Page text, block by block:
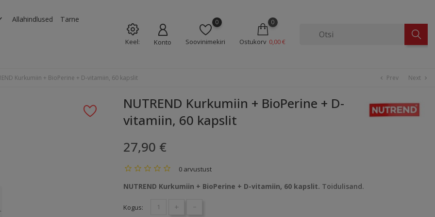
Allahindlused Tarne
Keel: Konto
0
Soovinimekiri
0
Ostukorv 0,00 €
Kurkumiin + BioPerine + D-vitamiin, 60 kapslit chevron_left Prev Next chevron_right
NUTREND Kurkumiin + BioPerine + D-
vitamiin, 60 kapslit
27,90 €
0 arvustust
NUTREND Kurkumiin + BioPerine + D-vitamiin, 60 kapslit. Toidulisand.
Kogus: + -